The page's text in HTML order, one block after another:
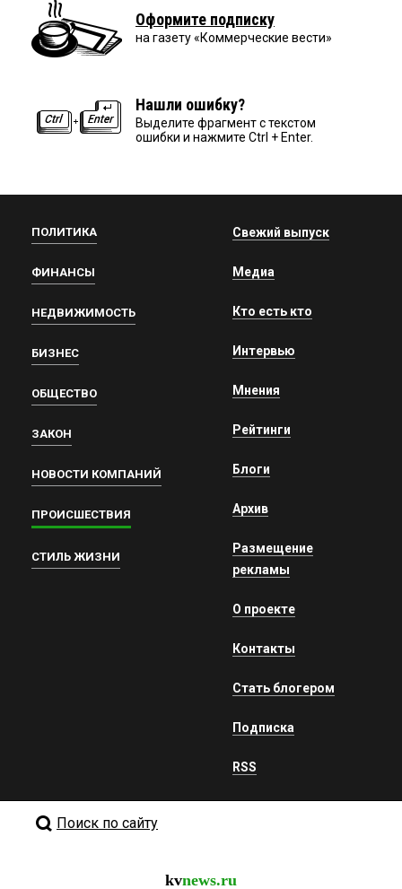
Оформите подписку
на газету «Коммерческие вести»
Нашли ошибку?
Выделите фрагмент с текстом
ошибки и нажмите Ctrl + Enter.
ПОЛИТИКА
ФИНАНСЫ
НЕДВИЖИМОСТЬ
БИЗНЕС
ОБЩЕСТВО
ЗАКОН
НОВОСТИ КОМПАНИЙ
ПРОИСШЕСТВИЯ
СТИЛЬ ЖИЗНИ
Свежий выпуск
Медиа
Кто есть кто
Интервью
Мнения
Рейтинги
Блоги
Архив
Размещение
рекламы
О проекте
Контакты
Стать блогером
Подписка
RSS
Поиск по сайту
kvnews.ru